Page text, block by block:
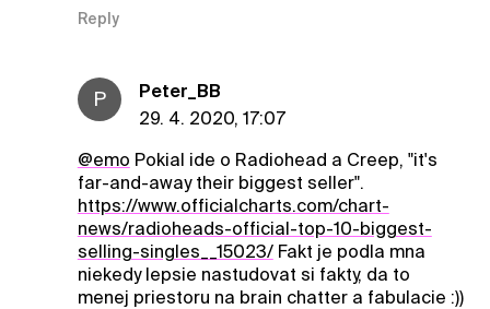
Reply
P
Peter_BB
29. 4. 2020, 17:07
@emo Pokial ide o Radiohead a Creep, "it's
far-and-away their biggest seller".
https://www.officialcharts.com/chart-
news/radioheads-official-top-10-biggest-
selling-singles__15023/Fakt je podla mna
niekedy lepsie nastudovat si fakty, da to
menej priestoru na brain chatter a fabulacie :))